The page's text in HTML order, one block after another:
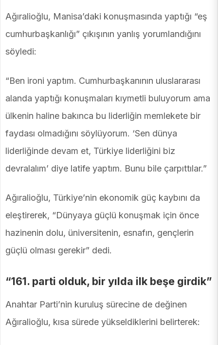
Ağıralioğlu, Manisa’daki konuşmasında yaptığı “eş
cumhurbaşkanlığı” çıkışının yanlış yorumlandığını
söyledi:
“Ben ironi yaptım. Cumhurbaşkanının uluslararası
alanda yaptığı konuşmaları kıymetli buluyorum ama
ülkenin haline bakınca bu liderliğin memlekete bir
faydası olmadığını söylüyorum. ‘Sen dünya
liderliğinde devam et, Türkiye liderliğini biz
devralalım’ diye latife yaptım. Bunu bile çarpıttılar.”
Ağıralioğlu, Türkiye’nin ekonomik güç kaybını da
eleştirerek, “Dünyaya güçlü konuşmak için önce
hazinenin dolu, üniversitenin, esnafın, gençlerin
güçlü olması gerekir” dedi.
“161. parti olduk, bir yılda ilk beşe girdik”
Anahtar Parti’nin kuruluş sürecine de değinen
Ağıralioğlu, kısa sürede yükseldiklerini belirterek: